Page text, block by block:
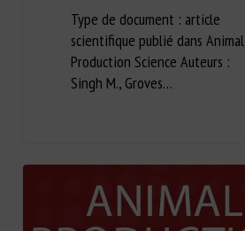
Type de document : article
scientifique publié dans Animal
Production Science Auteurs :
Singh M., Groves…